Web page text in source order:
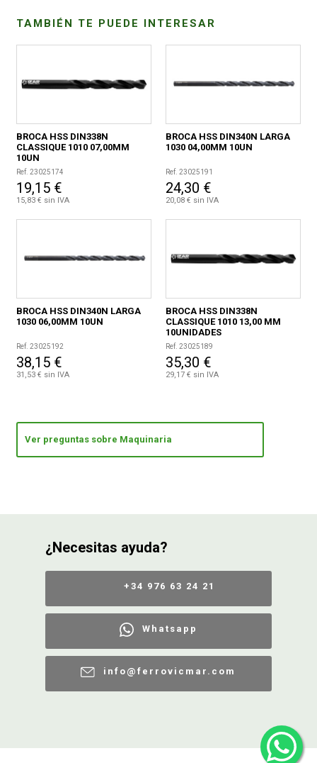
TAMBIÉN TE PUEDE INTERESAR
BROCA HSS DIN338N
CLASSIQUE 1010 07,00MM
10UN
Ref. 23025174
19,15 €
15,83 € sin IVA
BROCA HSS DIN340N LARGA
1030 04,00MM 10UN
Ref. 23025191
24,30 €
20,08 € sin IVA
BROCA HSS DIN340N LARGA
1030 06,00MM 10UN
Ref. 23025192
38,15 €
31,53 € sin IVA
BROCA HSS DIN338N
CLASSIQUE 1010 13,00 MM
10UNIDADES
Ref. 23025189
35,30 €
29,17 € sin IVA
Ver preguntas sobre Maquinaria
¿Necesitas ayuda?
+34 976 63 24 21
Whatsapp
info@ferrovicmar.com